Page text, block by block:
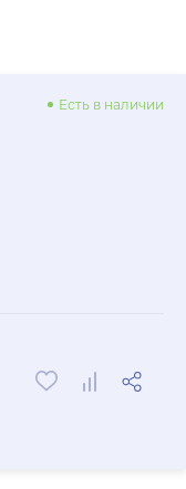
Есть в наличии